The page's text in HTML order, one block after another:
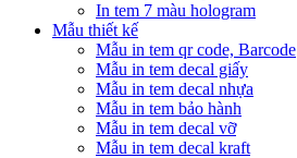
In tem 7 màu hologram
Mẫu thiết kế
Mẫu in tem qr code, Barcode
Mẫu in tem decal giấy
Mẫu in tem decal nhựa
Mẫu in tem bảo hành
Mẫu in tem decal vỡ
Mẫu in tem decal kraft